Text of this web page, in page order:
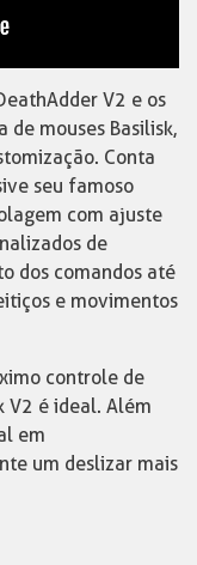
V2 e os
mouses Basilisk,
Conta
seu famoso
com ajuste
de
dos comandos até
e movimentos
controle de
V2 é ideal. Além
em
um deslizar mais